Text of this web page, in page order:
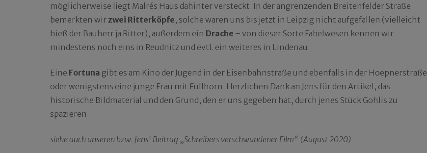
möglicherweise liegt Malrés Haus dahinter versteckt. In der angrenzenden Breitenfelder Straße
bemerkten wir zwei Ritterköpfe, solche waren uns bis jetzt in Leipzig nicht aufgefallen (vielleicht
hieß der Bauherr ja Ritter), außerdem ein Drache – von dieser Sorte Fabelwesen kennen wir
mindestens noch eins in Reudnitz und evtl. ein weiteres in Lindenau.
Eine Fortuna gibt es am Kino der Jugend in der Eisenbahnstraße und ebenfalls in der Hoepnerstraße
oder wenigstens eine junge Frau mit Füllhorn. Herzlichen Dank an Jens für den Artikel, das
historische Bildmaterial und den Grund, den er uns gegeben hat, durch jenes Stück Gohlis zu
spazieren.
siehe auch unseren bzw. Jens‘ Beitrag „Schreibers verschwundener Film“ (August 2020)